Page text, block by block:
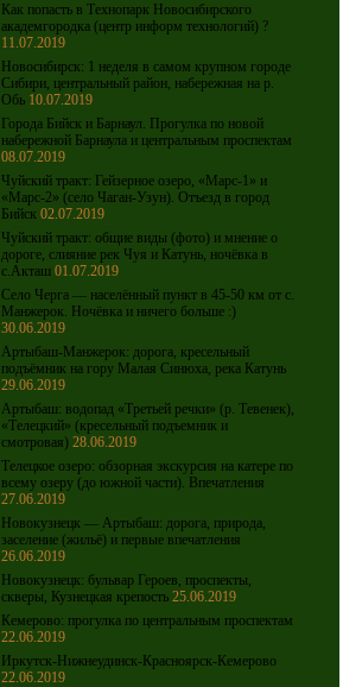
Как попасть в Технопарк Новосибирского
академгородка (центр информ технологий) ?
11.07.2019
Новосибирск: 1 неделя в самом крупном городе
Сибири, центральный район, набережная на р.
Обь 10.07.2019
Города Бийск и Барнаул. Прогулка по новой
набережной Барнаула и центральным проспектам
08.07.2019
Чуйский тракт: Гейзерное озеро, «Марс-1» и
«Марс-2» (село Чаган-Узун). Отъезд в город
Бийск 02.07.2019
Чуйский тракт: общие виды (фото) и мнение о
дороге, слияние рек Чуя и Катунь, ночёвка в
с.Акташ 01.07.2019
Село Черга — населённый пункт в 45-50 км от с.
Манжерок. Ночёвка и ничего больше :)
30.06.2019
Артыбаш-Манжерок: дорога, кресельный
подъёмник на гору Малая Синюха, река Катунь
29.06.2019
Артыбаш: водопад «Третьей речки» (р. Тевенек),
«Телецкий» (кресельный подъемник и
смотровая) 28.06.2019
Телецкое озеро: обзорная экскурсия на катере по
всему озеру (до южной части). Впечатления
27.06.2019
Новокузнецк — Артыбаш: дорога, природа,
заселение (жильё) и первые впечатления
26.06.2019
Новокузнецк: бульвар Героев, проспекты,
скверы, Кузнецкая крепость 25.06.2019
Кемерово: прогулка по центральным проспектам
22.06.2019
Иркутск-Нижнеудинск-Красноярск-Кемерово
22.06.2019